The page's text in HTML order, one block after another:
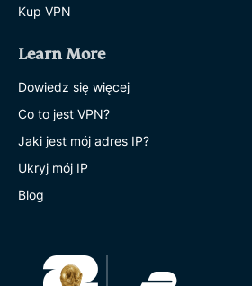
Kup VPN
Learn More
Dowiedz się więcej
Co to jest VPN?
Jaki jest mój adres IP?
Ukryj mój IP
Blog